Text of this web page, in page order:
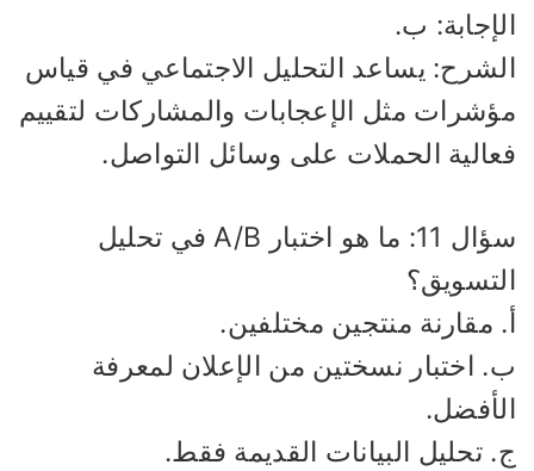
ب.
يساعد التحليل الاجتماعي في قياس
مثل الإعجابات والمشاركات لتقييم
الحملات على وسائل التواصل.
سؤال 11: ما هو اختبار A/B في تحليل
مقارنة منتجين مختلفين.
اختبار نسختين من الإعلان لمعرفة
تحليل البيانات القديمة فقط.